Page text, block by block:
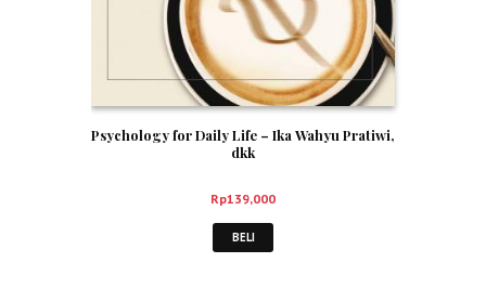
Psychology for Daily Life – Ika Wahyu Pratiwi,
dkk
Rp139,000
BELI